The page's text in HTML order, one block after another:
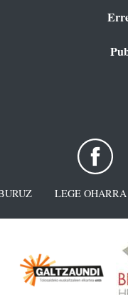
LEGE OHARRA